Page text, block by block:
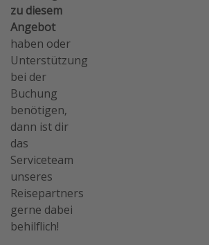
zu diesem
Angebot
haben oder
Unterstützung
bei der
Buchung
benötigen,
dann ist dir
das
Serviceteam
unseres
Reisepartners
gerne dabei
behilflich!